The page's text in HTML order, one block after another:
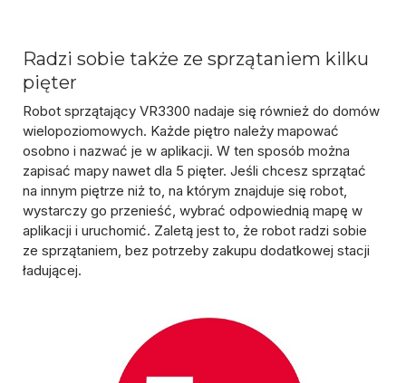
Radzi sobie także ze sprzątaniem kilku
pięter
Robot sprzątający VR3300 nadaje się również do domów
wielopoziomowych. Każde piętro należy mapować
osobno i nazwać je w aplikacji. W ten sposób można
zapisać mapy nawet dla 5 pięter. Jeśli chcesz sprzątać
na innym piętrze niż to, na którym znajduje się robot,
wystarczy go przenieść, wybrać odpowiednią mapę w
aplikacji i uruchomić. Zaletą jest to, że robot radzi sobie
ze sprzątaniem, bez potrzeby zakupu dodatkowej stacji
ładującej.